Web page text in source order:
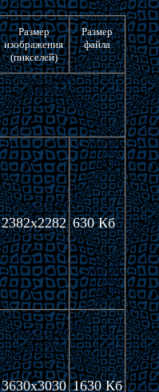
Размер
изображения
(пикселей)
Размер
файла
2382x2282 630 Кб
3630x3030 1630 Кб